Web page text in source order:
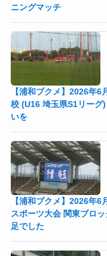
ニングマッチ
【浦和ブクメ】2026年
校 (U16 埼玉県S1リーグ
いを
【浦和ブクメ】2026年
スポーツ大会 関東ブロ
足でした